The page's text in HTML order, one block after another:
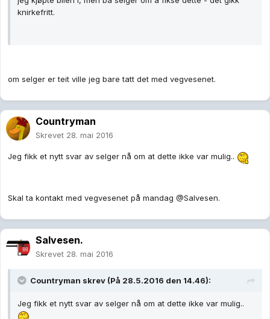
knirkefritt.
om selger er teit ville jeg bare tatt det med vegvesenet.
Countryman
Skrevet 28. mai 2016
Jeg fikk et nytt svar av selger nå om at dette ikke var mulig..
Skal ta kontakt med vegvesenet på mandag @Salvesen.
Salvesen.
Skrevet 28. mai 2016
Countryman skrev (På 28.5.2016 den 14.46):
Jeg fikk et nytt svar av selger nå om at dette ikke var mulig..